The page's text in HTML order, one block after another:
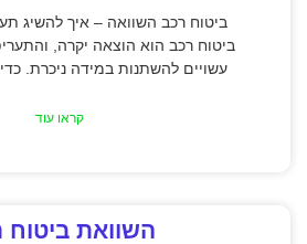
ביטוח רכב השוואה – איך להשיג
ביטוח רכב הוא הוצאה יקרה,
עשויים להשתנות במידה ניכרת.
קראו עוד
השוואת ביטוח